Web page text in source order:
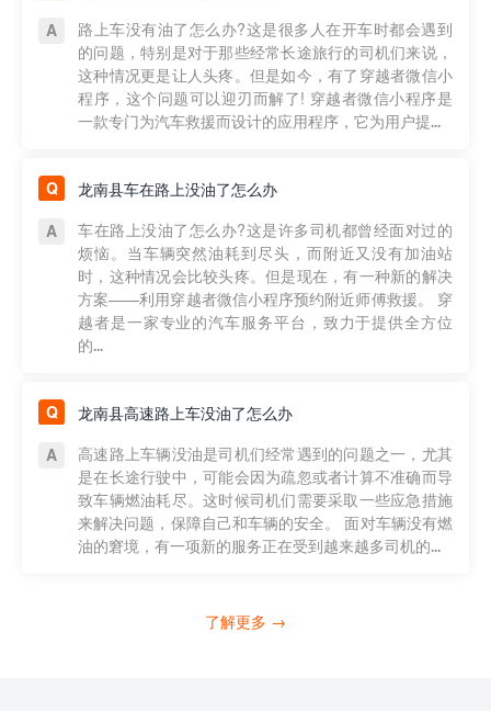
路上车没有油了怎么办?这是很多人在开车时都会遇到
的问题，特别是对于那些经常长途旅行的司机们来说，
这种情况更是让人头疼。但是如今，有了穿越者微信小
程序，这个问题可以迎刃而解了! 穿越者微信小程序是
一款专门为汽车救援而设计的应用程序，它为用户提...
龙南县车在路上没油了怎么办
车在路上没油了怎么办?这是许多司机都曾经面对过的
烦恼。当车辆突然油耗到尽头，而附近又没有加油站
时，这种情况会比较头疼。但是现在，有一种新的解决
方案——利用穿越者微信小程序预约附近师傅救援。 穿
越者是一家专业的汽车服务平台，致力于提供全方位
的...
龙南县高速路上车没油了怎么办
高速路上车辆没油是司机们经常遇到的问题之一，尤其
是在长途行驶中，可能会因为疏忽或者计算不准确而导
致车辆燃油耗尽。这时候司机们需要采取一些应急措施
来解决问题，保障自己和车辆的安全。 面对车辆没有燃
油的窘境，有一项新的服务正在受到越来越多司机的...
了解更多 →